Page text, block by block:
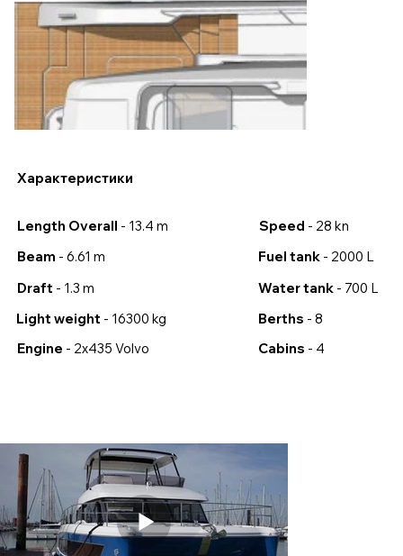
Характеристики
Length Overall - 13.4 m
Beam - 6.61 m
Draft - 1.3 m
Light weight - 16300 kg
Engine - 2x435 Volvo
Speed - 28 kn
Fuel tank - 2000 L
Water tank - 700 L
Cabins - 4
Berths - 8